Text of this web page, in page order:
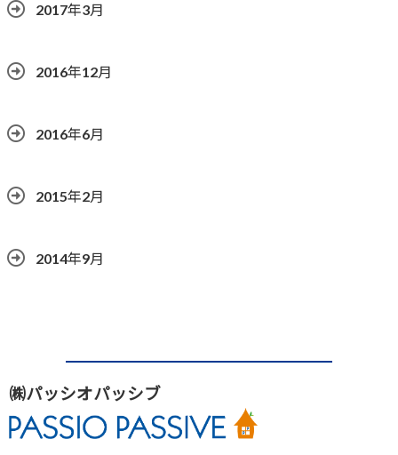
2017年3月
2016年12月
2016年6月
2015年2月
2014年9月
㈱パッシオパッシブ